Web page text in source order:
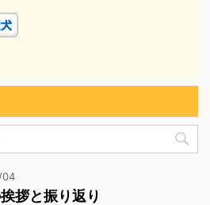
04
拶と振り返り